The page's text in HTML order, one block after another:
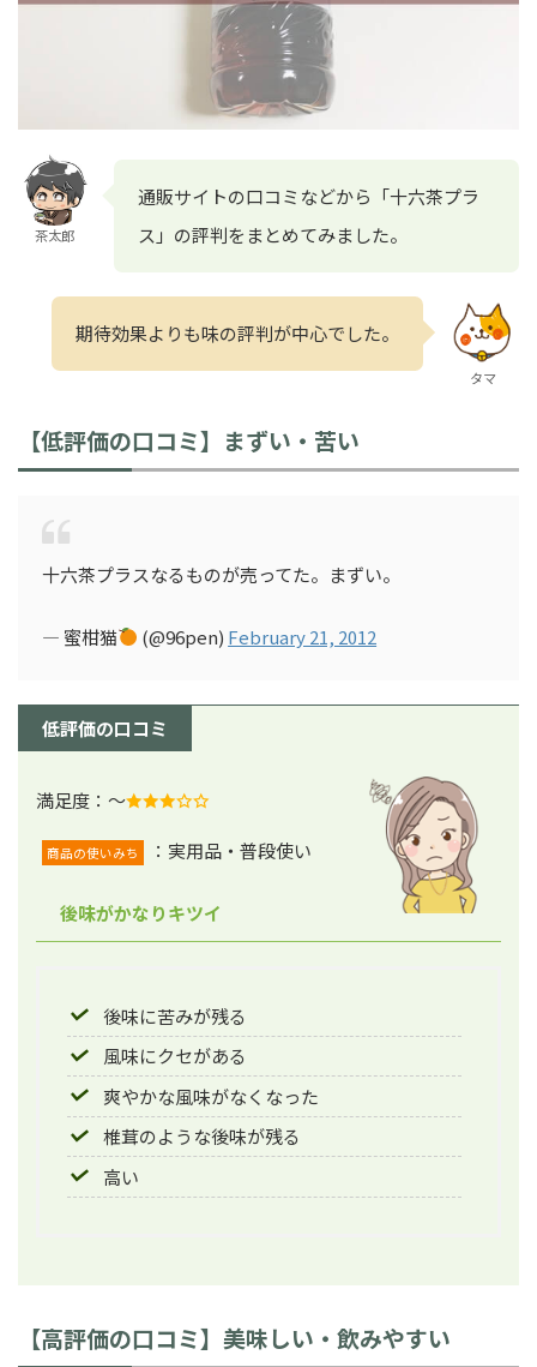
茶太郎
通販サイトの口コミなどから「十六茶プラ
ス」の評判をまとめてみました。
期待効果よりも味の評判が中心でした。
タマ
【低評価の口コミ】まずい・苦い
十六茶プラスなるものが売ってた。まずい。
— 蜜柑猫 (@96pen) February 21, 2012
低評価の口コミ
満足度：～
商品の使いみち ：実用品・普段使い
後味がかなりキツイ
後味に苦みが残る
風味にクセがある
爽やかな風味がなくなった
椎茸のような後味が残る
高い
【高評価の口コミ】美味しい・飲みやすい